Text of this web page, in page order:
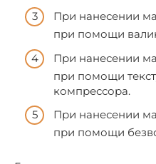
При нанесении
при помощи
При нанесении
при помощи
компрессора.
При нанесении
при помощи